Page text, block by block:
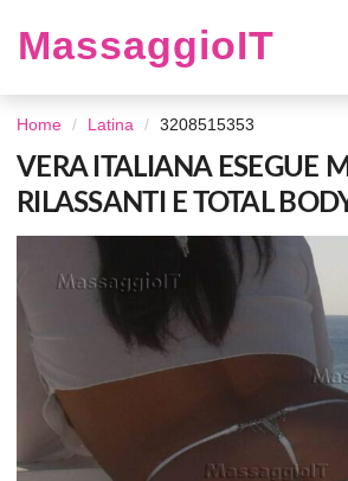
MassaggioIT
Home Latina 3208515353
VERA ITALIANA ESEGUE
RILASSANTI E TOTAL